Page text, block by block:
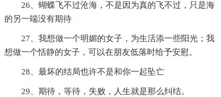
26、蝴蝶飞不过沧海，不是因为真的飞不过，只是海
的另一端没有期待
27、我想做一个明媚的女子，为生活添一些阳光；我
想做一个恬静的女子，可以在朋友低落时给予安慰。
28、最坏的结局也许不是和你一起坠亡
29、期待，等待，失败，人生就是那么纠结。